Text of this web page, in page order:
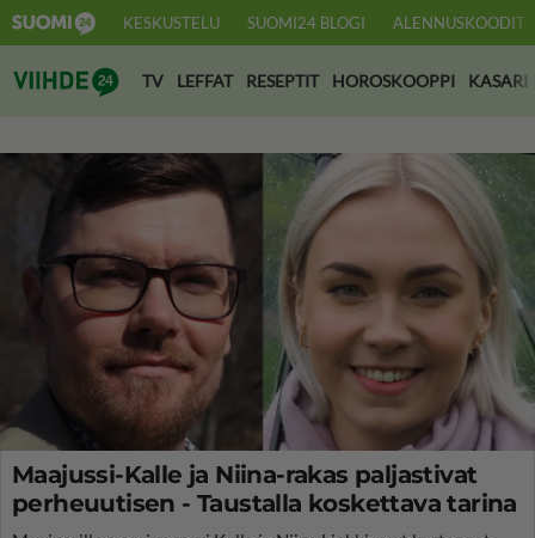
KESKUSTELU SUOMI24 BLOGI ALENNUSKOODIT
Suomi24 Viihde
TV LEFFAT RESEPTIT HOROSKOOPPI KASARI
Maajussi-Kalle ja Niina-rakas paljastivat
perheuutisen - Taustalla koskettava tarina